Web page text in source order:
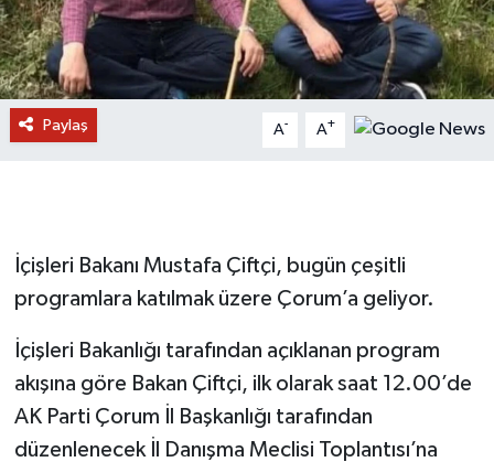
Paylaş A- A+
İçişleri Bakanı Mustafa Çiftçi, bugün çeşitli
programlara katılmak üzere Çorum’a geliyor.
İçişleri Bakanlığı tarafından açıklanan program
akışına göre Bakan Çiftçi, ilk olarak saat 12.00’de
AK Parti Çorum İl Başkanlığı tarafından
düzenlenecek İl Danışma Meclisi Toplantısı’na